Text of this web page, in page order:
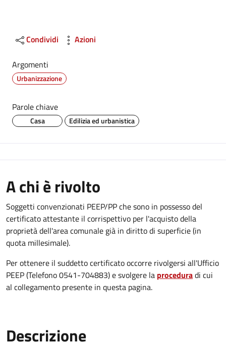
Condividi Azioni
Argomenti
Urbanizzazione
Parole chiave
Casa Edilizia ed urbanistica
A chi è rivolto
Soggetti convenzionati PEEP/PP che sono in possesso del
certificato attestante il corrispettivo per l'acquisto della
proprietà dell'area comunale già in diritto di superficie (in
quota millesimale).
Per ottenere il suddetto certificato occorre rivolgersi all'Ufficio
PEEP (Telefono 0541-704883) e svolgere la proceduradi cui
al collegamento presente in questa pagina.
Descrizione